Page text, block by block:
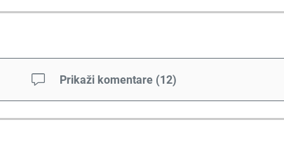
Prikaži komentare (12)